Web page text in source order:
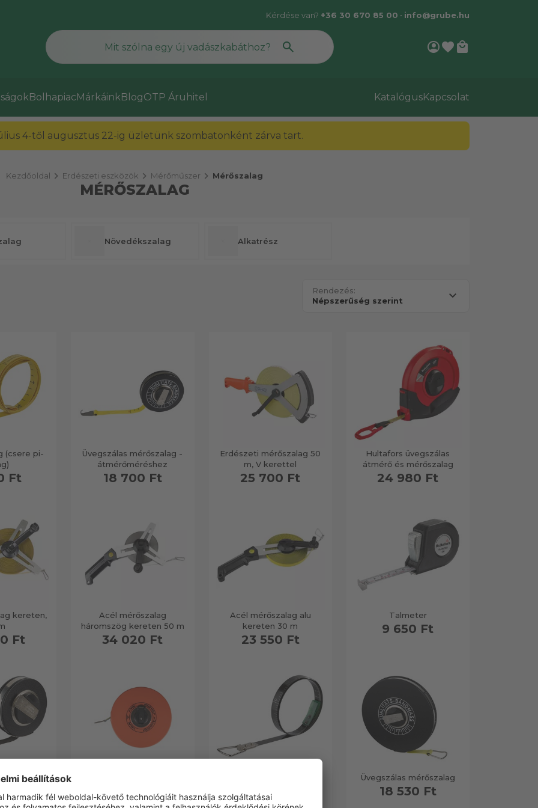
Kérdése van? +36 30 670 85 00 • info@grube.hu
account_circlefavorite local_mall
BolhapiacMárkáinkBlogOTP Áruhitel KatalógusKapcsolat
4-től augusztus 22-ig üzletünk szombatonként zárva tart.
Kezdőoldal chevron_right Erdészeti eszközök chevron_right Mérőműszer chevron_right Mérőszalag
MÉRŐSZALAG
Növedékszalag Alkatrész
Rendezés:
(csere pi-
Ft
Üvegszálas mérőszalag -
átmérőméréshez
18 700 Ft
Erdészeti mérőszalag 50
m, V kerettel
25 700 Ft
Hultafors üvegszálas
átmérő és mérőszalag
24 980 Ft
kereten,
Ft
Acél mérőszalag
háromszög kereten 50 m
34 020 Ft
Acél mérőszalag alu
kereten 30 m
23 550 Ft
Talmeter
9 650 Ft
(pi) acél
Ft 16 500 Ft
8 790 Ft
Üvegszálas mérőszalag
18 530 Ft